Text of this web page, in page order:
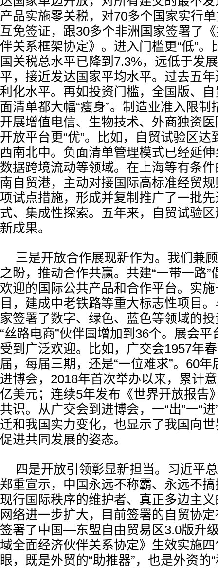
产品实施零关税，对70多个国家实行
互免签证，跟30多个非洲国家签署了
伴关系框架协定》。进入门槛更“低”。
国关税总水平已降到7.3%，远低于发
平，接近发达国家平均水平。过去五
利化水平。再如投资门槛，全国版、
面清单都大幅“瘦身”。制造业准入限制
开展增值电信、生物技术、外商独资
开放平台更“优”。比如，自贸试验区达
西南北中。负面清单管理模式已经延
数据跨境流动等领域。在上海等有条
南自贸港，主动对接国际高标准经贸
项试点措施，形成并复制推广了一批
式、集成性探索。五年来，自贸试验
新成果。
三是开放合作展现新作为。我们兼
之盼，推动合作共赢。共建“一带一路”
欢迎的国际公共产品和合作平台。实施
目，建成中老铁路等重大标志性项目
家签署了数字、绿色、蓝色等领域的
“丝路电商”伙伴国增加到36个。展会
受到广泛欢迎。比如，广交会1957年
届，每届三期，还是“一位难求”。60
进博会，2018年首次举办以来，累计
亿美元；连续5年发布《世界开放报告
共识。从广交会到进博会，一“出”一“
迁和我国实力变化，也显示了我国向
促进共同发展的姿态。
四是开放引领彰显新担当。习近平
郑重宣示，中国永远不称霸、永远不
现行国际秩序的维护者、真正多边主
网络进一步扩大，目前签署的自贸协
签署了中国—东盟自由贸易区3.0版升
域全面经济伙伴关系协定》生效实施四
眼，既是外贸的“助推器”，也是外资的